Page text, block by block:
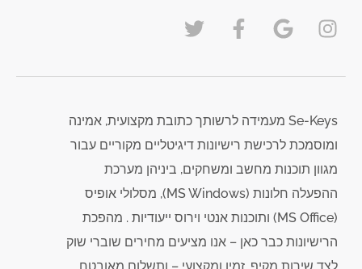
Se-Keys מעמידה לרשותך כתובת מקצועית, אמינה
ומוסמכת לרכישת רישיונות דיגיטליים מקוריים עבור
מגוון תוכנות מחשב ומשחקים, ביניהן מערכת
ההפעלה חלונות (MS Windows), מסלולי אופיס
(MS Office) ותוכנות אנטי וירוס ייעודיות . מהפכת
הרישיונות כבר כאן – אנו מציעים מחירים שוברי שוק